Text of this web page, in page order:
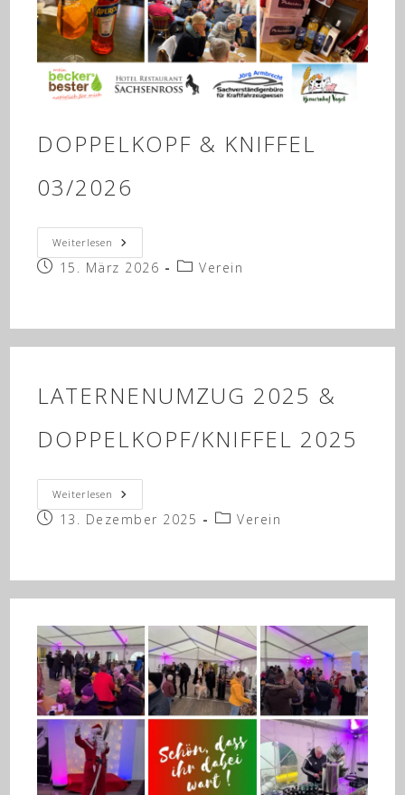
DOPPELKOPF & KNIFFEL
03/2026
Weiterlesen Doppelkopf
&
Kniffel
Beitrag
15. März 2026
Beitrags-
Verein
LATERNENUMZUG 2025 &
DOPPELKOPF/KNIFFEL 2025
Weiterlesen Laternenumzug
2025
&
Beitrag
13. Dezember 2025
Beitrags-
Verein